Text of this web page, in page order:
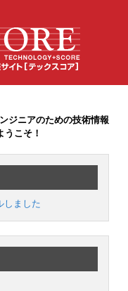
ジニアのための技術情報
うこそ！
しました